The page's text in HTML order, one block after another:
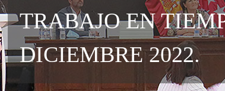
TRABAJO EN
DICIEMBRE 2022.